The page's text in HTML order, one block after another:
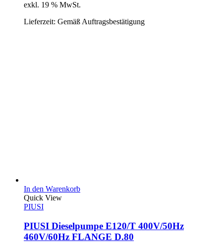
exkl. 19 % MwSt.
Lieferzeit: Gemäß Auftragsbestätigung
In den Warenkorb
Quick View
PIUSI
PIUSI Dieselpumpe E120/T 400V/50Hz
460V/60Hz FLANGE D.80